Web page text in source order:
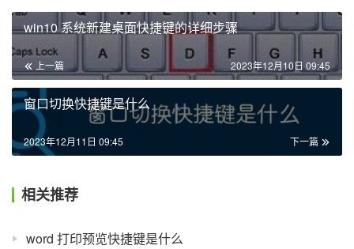
win10 系统新建桌面快捷键的详细步骤
上一篇 2023年12月10日 09:45
窗口切换快捷键是什么
下一篇
2023年12月11日 09:45
相关推荐
word 打印预览快捷键是什么